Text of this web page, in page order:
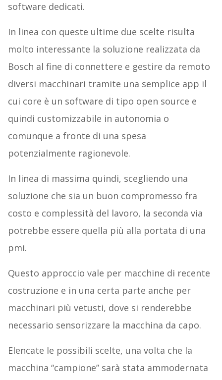
software dedicati.
In linea con queste ultime due scelte risulta
molto interessante la soluzione realizzata da
Bosch al fine di connettere e gestire da remoto
diversi macchinari tramite una semplice app il
cui core è un software di tipo open source e
quindi customizzabile in autonomia o
comunque a fronte di una spesa
potenzialmente ragionevole.
In linea di massima quindi, scegliendo una
soluzione che sia un buon compromesso fra
costo e complessità del lavoro, la seconda via
potrebbe essere quella più alla portata di una
pmi.
Questo approccio vale per macchine di recente
costruzione e in una certa parte anche per
macchinari più vetusti, dove si renderebbe
necessario sensorizzare la macchina da capo.
Elencate le possibili scelte, una volta che la
macchina “campione” sarà stata ammodernata